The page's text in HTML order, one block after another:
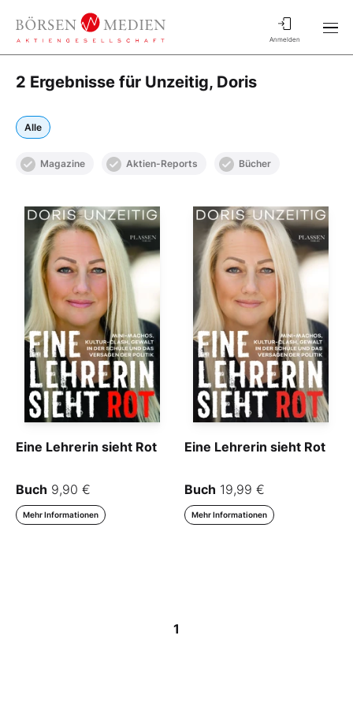
Anmelden
2 Ergebnisse für Unzeitig, Doris
Alle
Magazine Aktien-Reports Bücher
Eine Lehrerin sieht Rot
Buch 9,90 €
Mehr Informationen
Eine Lehrerin sieht Rot
Buch 19,99 €
Mehr Informationen
1